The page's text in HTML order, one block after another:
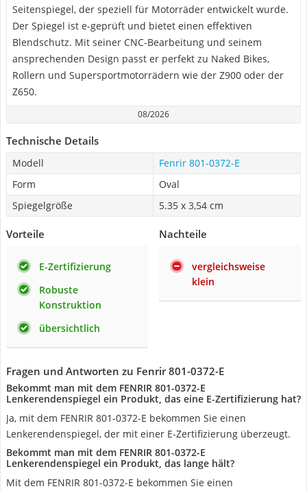
Seitenspiegel, der speziell für Motorräder entwickelt wurde.
Der Spiegel ist e-geprüft und bietet einen effektiven
Blendschutz. Mit seiner CNC-Bearbeitung und seinem
ansprechenden Design passt er perfekt zu Naked Bikes,
Rollern und Supersportmotorrädern wie der Z900 oder der
Z650.
08/2026
Technische Details
Modell
Fenrir 801-0372-E
Form
Oval
Spiegelgröße
5.35 x 3,54 cm
Vorteile
E-Zertifizierung
Robuste
Konstruktion
übersichtlich
Nachteile
vergleichsweise
klein
Fragen und Antworten zu Fenrir 801-0372-E
Bekommt man mit dem FENRIR 801-0372-E
Lenkerendenspiegel ein Produkt, das eine E-Zertifizierung hat?
Ja, mit dem FENRIR 801-0372-E bekommen Sie einen
Lenkerendenspiegel, der mit einer E-Zertifizierung überzeugt.
Bekommt man mit dem FENRIR 801-0372-E
Lenkerendenspiegel ein Produkt, das lange hält?
Mit dem FENRIR 801-0372-E bekommen Sie einen